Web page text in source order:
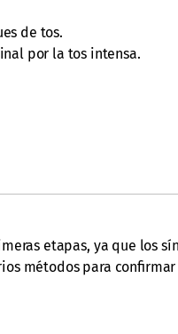
de tos.
por la tos intensa.
etapas, ya que los
métodos para